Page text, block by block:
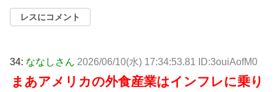
レスにコメント
34: ななしさん 2026/06/10(水) 17:34:53.81 ID:3ouiAofM0
まあアメリカの外食産業はインフレに乗り